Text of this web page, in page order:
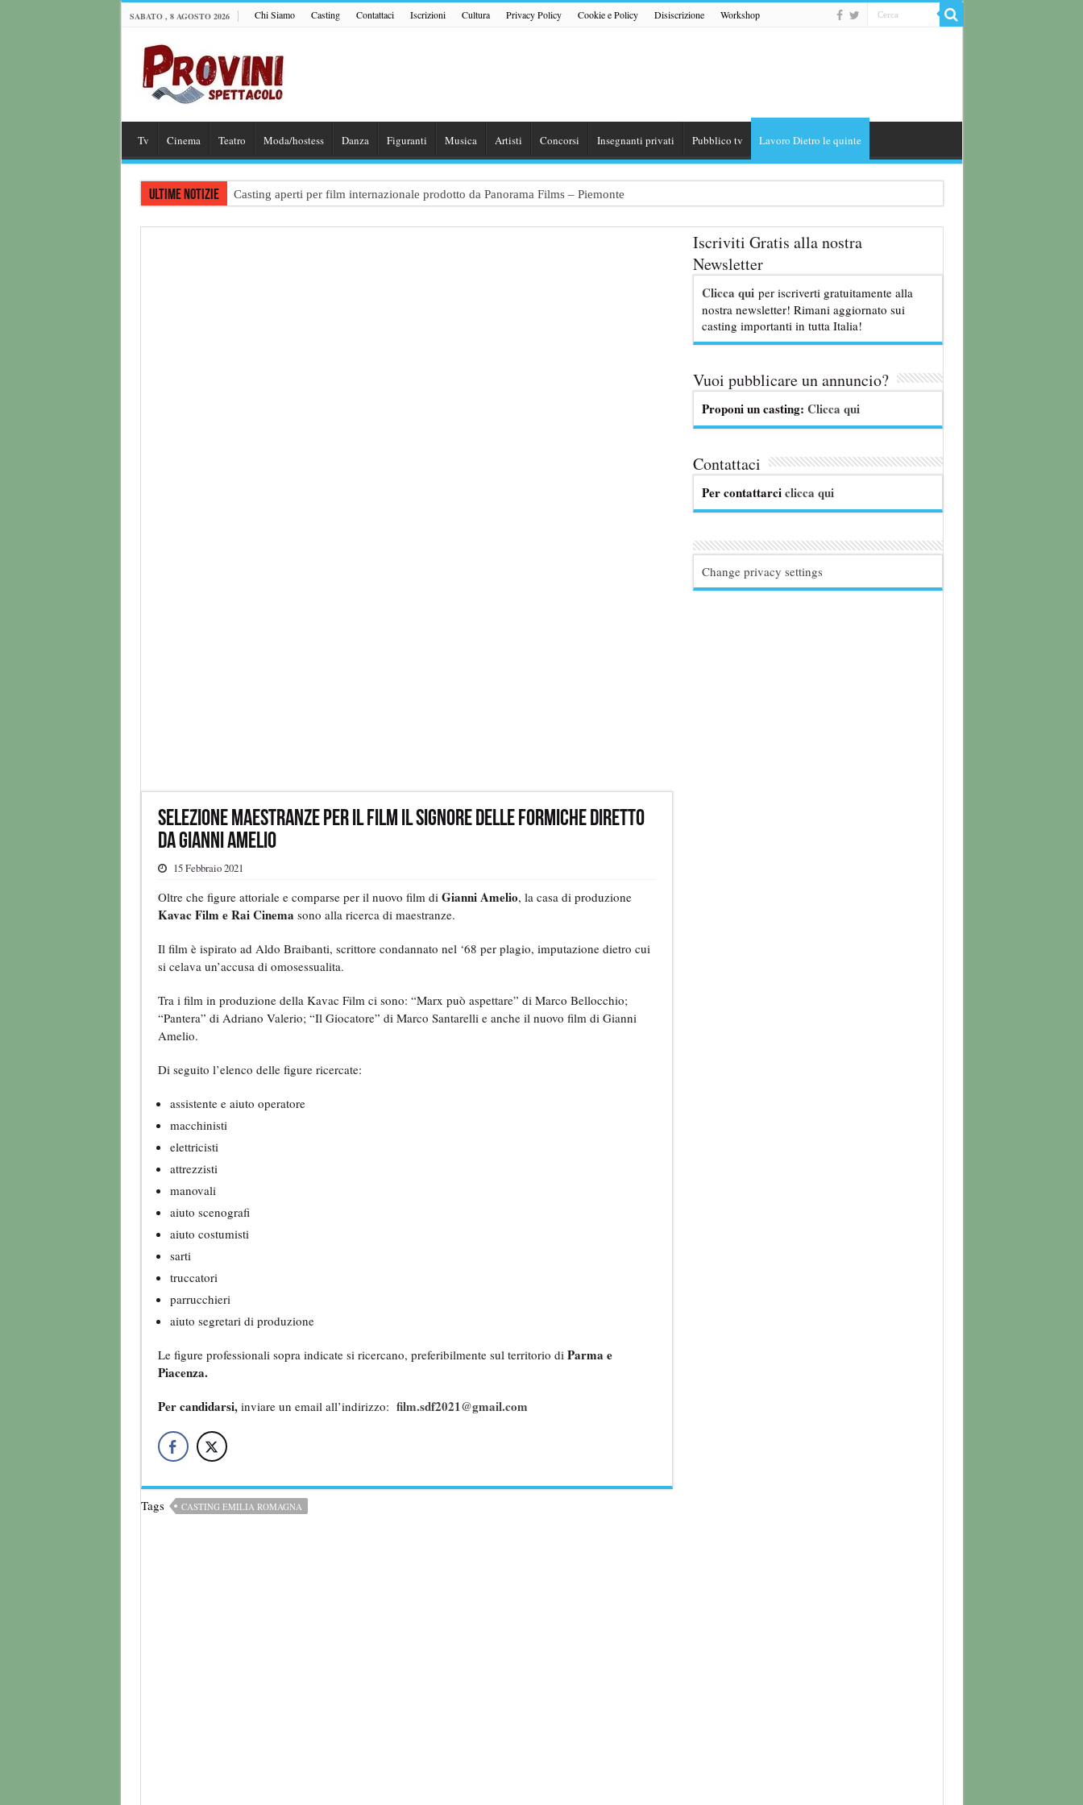
SABATO , 8 AGOSTO 2026 Chi Siamo Casting Contattaci Iscrizioni Cultura Privacy Policy Cookie e Policy Disiscrizione Workshop
Tv Cinema Teatro Moda/hostess Danza Figuranti Musica Artisti Concorsi Insegnanti privati Pubblico tv Lavoro Dietro le quinte
Ultime notizie Casting aperti per film internazionale prodotto da Panorama Films – Piemonte
Casting per coppia: Realizzazione shooting foto e video retribuito per hotel 4 stelle – Trentino
Selezione maestranze per il film Il signore delle formiche diretto
da Gianni Amelio
15 Febbraio 2021
Oltre che figure attoriale e comparse per il nuovo film di Gianni Amelio, la casa di produzione
Kavac Film e Rai Cinema sono alla ricerca di maestranze.
Il film è ispirato ad Aldo Braibanti, scrittore condannato nel ‘68 per plagio, imputazione dietro cui
si celava un’accusa di omosessualita.
Tra i film in produzione della Kavac Film ci sono: “Marx può aspettare” di Marco Bellocchio;
“Pantera” di Adriano Valerio; “Il Giocatore” di Marco Santarelli e anche il nuovo film di Gianni
Amelio.
Di seguito l’elenco delle figure ricercate:
assistente e aiuto operatore
macchinisti
elettricisti
attrezzisti
manovali
aiuto scenografi
aiuto costumisti
sarti
truccatori
parrucchieri
aiuto segretari di produzione
Le figure professionali sopra indicate si ricercano, preferibilmente sul territorio di Parma e
Piacenza.
Per candidarsi,inviare un email all’indirizzo: film.sdf2021@gmail.com
Tags CASTING EMILIA ROMAGNA
Iscriviti Gratis alla nostra
Newsletter
Clicca qui per iscriverti gratuitamente alla
nostra newsletter! Rimani aggiornato sui
casting importanti in tutta Italia!
Vuoi pubblicare un annuncio?
Proponi un casting: Clicca qui
Contattaci
Per contattarciclicca qui
Change privacy settings